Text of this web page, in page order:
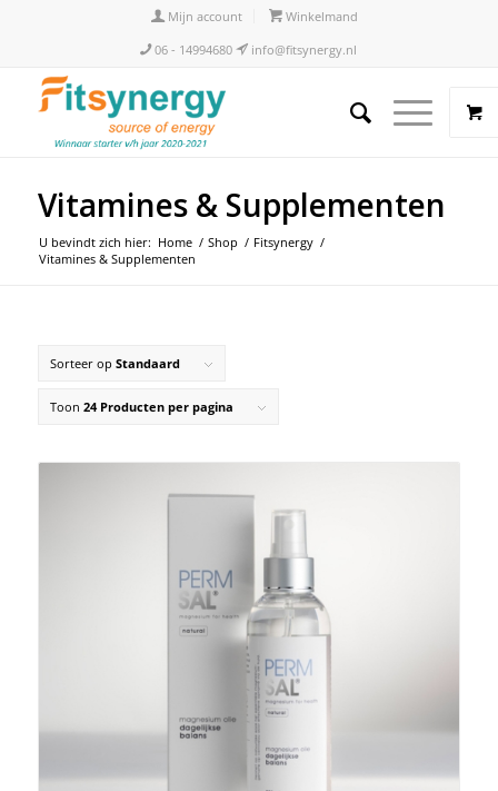
Mijn account
Winkelmand
06 - 14994680
info@fitsynergy.nl
Vitamines & Supplementen
U bevindt zich hier: Home / Shop / Fitsynergy /
Vitamines & Supplementen
Sorteer op Standaard
Toon 24 Producten per pagina